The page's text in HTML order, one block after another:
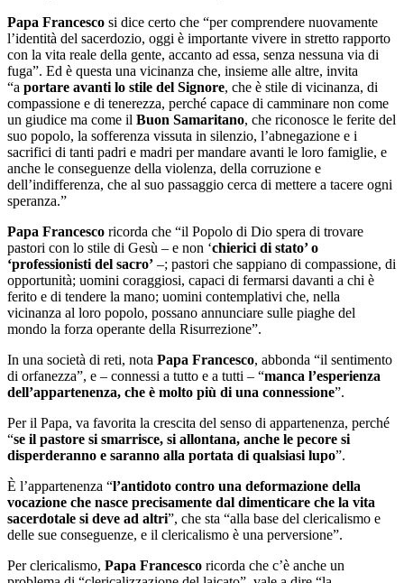
Papa Francesco si dice certo che “per comprendere nuovamente
l’identità del sacerdozio, oggi è importante vivere in stretto rapporto
con la vita reale della gente, accanto ad essa, senza nessuna via di
fuga”. Ed è questa una vicinanza che, insieme alle altre, invita
“a portare avanti lo stile del Signore, che è stile di vicinanza, di
compassione e di tenerezza, perché capace di camminare non come
un giudice ma come il Buon Samaritano, che riconosce le ferite del
suo popolo, la sofferenza vissuta in silenzio, l’abnegazione e i
sacrifici di tanti padri e madri per mandare avanti le loro famiglie, e
anche le conseguenze della violenza, della corruzione e
dell’indifferenza, che al suo passaggio cerca di mettere a tacere ogni
speranza.”
Papa Francesco ricorda che “il Popolo di Dio spera di trovare
pastori con lo stile di Gesù – e non ‘chierici di stato’ o
‘professionisti del sacro’ –; pastori che sappiano di compassione, di
opportunità; uomini coraggiosi, capaci di fermarsi davanti a chi è
ferito e di tendere la mano; uomini contemplativi che, nella
vicinanza al loro popolo, possano annunciare sulle piaghe del
mondo la forza operante della Risurrezione”.
In una società di reti, nota Papa Francesco, abbonda “il sentimento
di orfanezza”, e – connessi a tutto e a tutti – “manca l’esperienza
dell’appartenenza, che è molto più di una connessione”.
Per il Papa, va favorita la crescita del senso di appartenenza, perché
“se il pastore si smarrisce, si allontana, anche le pecore si
disperderanno e saranno alla portata di qualsiasi lupo”.
È l’appartenenza “l’antidoto contro una deformazione della
vocazione che nasce precisamente dal dimenticare che la vita
sacerdotale si deve ad altri”, che sta “alla base del clericalismo e
delle sue conseguenze, e il clericalismo è una perversione”.
Per clericalismo, Papa Francesco ricorda che c’è anche un